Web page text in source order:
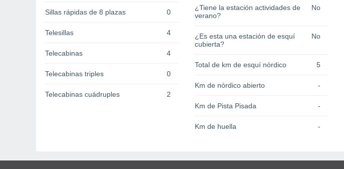
Sillas rápidas de 8 plazas 0
Telesillas 4
Telecabinas 4
Telecabinas triples 0
Telecabinas cuádruples 2
¿Tiene la estación actividades de
verano?
No
¿Es esta una estación de esquí
cubierta?
No
Total de km de esquí nórdico 5
Km de nórdico abierto -
Km de Pista Pisada -
Km de huella -